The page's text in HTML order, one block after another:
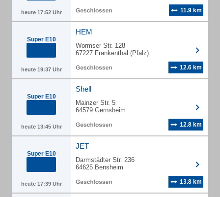
heute 17:52 Uhr 11.9 km
Super E10
heute 19:37 Uhr
HEM
Wormser Str. 128
67227 Frankenthal (Pfalz)
12.6 km
Super E10
heute 13:45 Uhr
Shell
Mainzer Str. 5
64579 Gernsheim
12.8 km
Super E10
heute 17:39 Uhr
JET
Darmstädter Str. 236
64625 Bensheim
13.8 km